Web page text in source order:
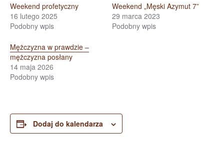
Weekend profetyczny
16 lutego 2025
Podobny wpis
Weekend „Męski Azymut 7”
29 marca 2023
Podobny wpis
Mężczyzna w prawdzie –
mężczyzna posłany
14 maja 2026
Podobny wpis
Dodaj do kalendarza